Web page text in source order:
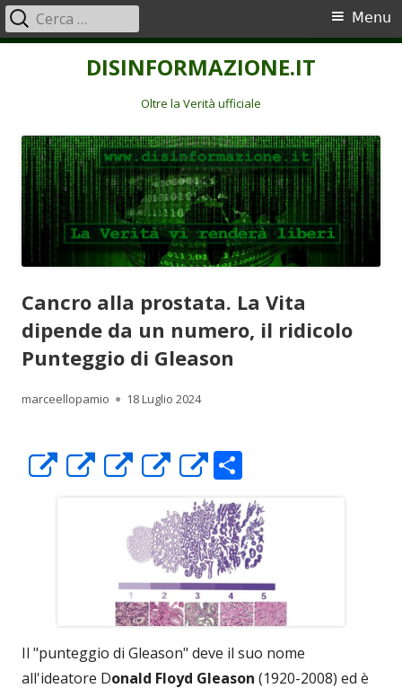
DISINFORMAZIONE.IT
Oltre la Verità ufficiale
Menu
principale
Menu
Ricerca
per:
Cancro alla prostata. La Vita
dipende da un numero, il ridicolo
Punteggio di Gleason
Autore
marceellopamio Pubblicato
18 Luglio 2024
Apre
nuova
finestra
Apre
una
nuova
finestra
Apre
una
nuova
finestra
Apre
una
nuova
finestra
Apre
in
una
nuova
finestra
o
n
di
vi
di
Il "punteggio di Gleason" deve il suo nome
all'ideatore Donald Floyd Gleason (1920-2008) ed è